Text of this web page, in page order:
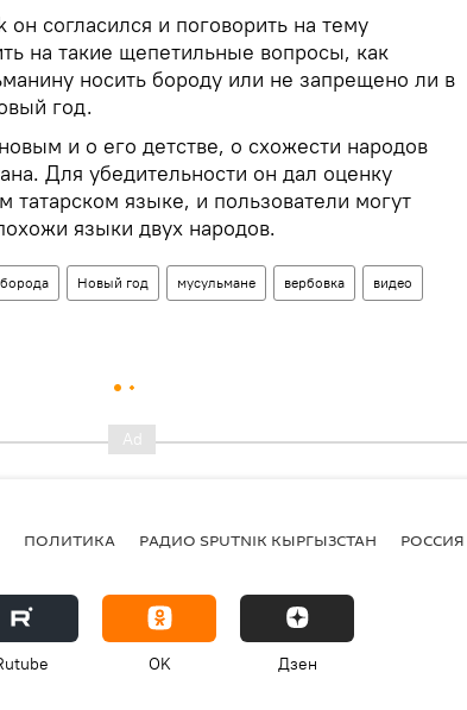
согласился и поговорить на тему
на такие щепетильные вопросы, как
носить бороду или не запрещено ли в
год.
и о его детстве, о схожести народов
Для убедительности он дал оценку
татарском языке, и пользователи могут
языки двух народов.
борода Новый год мусульмане вербовка видео
ПОЛИТИКА РАДИО SPUTNIK КЫРГЫЗСТАН РОССИЯ
OK Дзен